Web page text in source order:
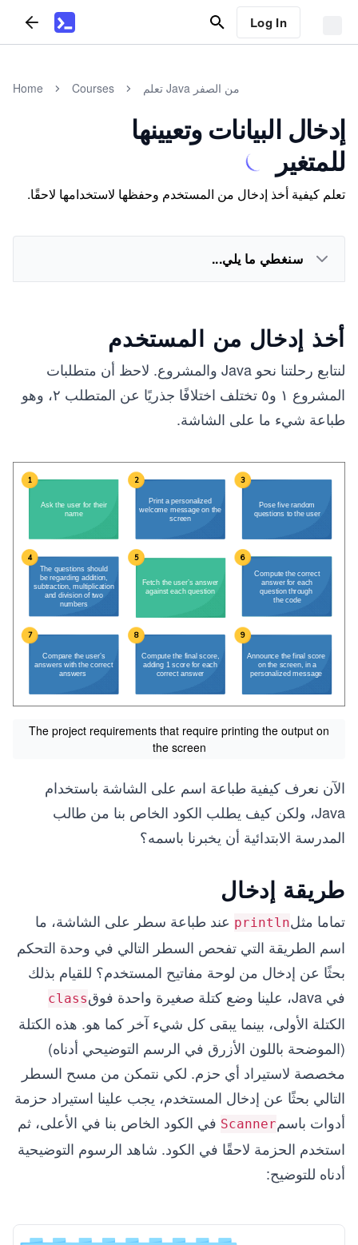
Log In
Home Courses تعلم Java من الصفر
إدخال البيانات وتعيينها
للمتغير
تعلم كيفية أخذ إدخال من المستخدم وحفظها لاستخدامها لاحقًا.
سنغطي ما يلي...
أخذ إدخال من المستخدم
لنتابع رحلتنا نحو Java والمشروع. لاحظ أن متطلبات
المشروع ١ و٥ تختلف اختلافًا جذريًا عن المتطلب ٢، وهو
طباعة شيء ما على الشاشة.
The project requirements that require printing the output on
the screen
الآن نعرف كيفية طباعة اسم على الشاشة باستخدام
Java، ولكن كيف يطلب الكود الخاص بنا من طالب
المدرسة الابتدائية أن يخبرنا باسمه؟
طريقة إدخال
تماما مثلprintln عند طباعة سطر على الشاشة، ما
اسم الطريقة التي تفحص السطر التالي في وحدة التحكم
بحثًا عن إدخال من لوحة مفاتيح المستخدم؟ للقيام بذلك
في Java، علينا وضع كتلة صغيرة واحدة فوق
class
الكتلة الأولى، بينما يبقى كل شيء آخر كما هو. هذه الكتلة
(الموضحة باللون الأزرق في الرسم التوضيحي أدناه)
مخصصة لاستيراد أي حزم. لكي نتمكن من مسح السطر
التالي بحثًا عن إدخال المستخدم، يجب علينا استيراد حزمة
أدوات باسمScanner في الكود الخاص بنا في الأعلى، ثم
استخدم الحزمة لاحقًا في الكود. شاهد الرسوم التوضيحية
أدناه للتوضيح: